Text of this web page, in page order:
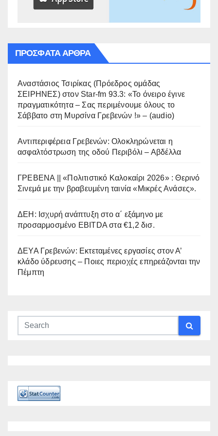
ΠΡΌΣΦΑΤΑ ΆΡΘΡΑ
Αναστάσιος Τσιρίκας (Πρόεδρος ομάδας
ΣΕΙΡΗΝΕΣ) στον Star-fm 93.3: «Το όνειρο έγινε
πραγματικότητα – Σας περιμένουμε όλους το
Σάββατο στη Μυρσίνα Γρεβενών !» – (audio)
Αντιπεριφέρεια Γρεβενών: Ολοκληρώνεται η
ασφαλτόστρωση της οδού Περιβόλι – Αβδέλλα
ΓΡΕΒΕΝΑ || «Πολιτιστικό Καλοκαίρι 2026» : Θερινό
Σινεμά με την βραβευμένη ταινία «Μικρές Ανάσες».
ΔΕΗ: Ισχυρή ανάπτυξη στο α΄ εξάμηνο με
προσαρμοσμένο EBITDA στα €1,2 δισ.
ΔΕΥΑ Γρεβενών: Εκτεταμένες εργασίες στον Α’
κλάδο ύδρευσης – Ποιες περιοχές επηρεάζονται την
Πέμπτη